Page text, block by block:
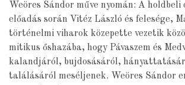
Weöres Sándor műve nyomán: A holdbeli
előadás során Vitéz László és felesége,
történelmi viharok közepette vezetik
mitikus őshazába, hogy Pávaszem és
kalandjáról, bujdosásáról,
találásáról meséljenek. Weöres Sándor